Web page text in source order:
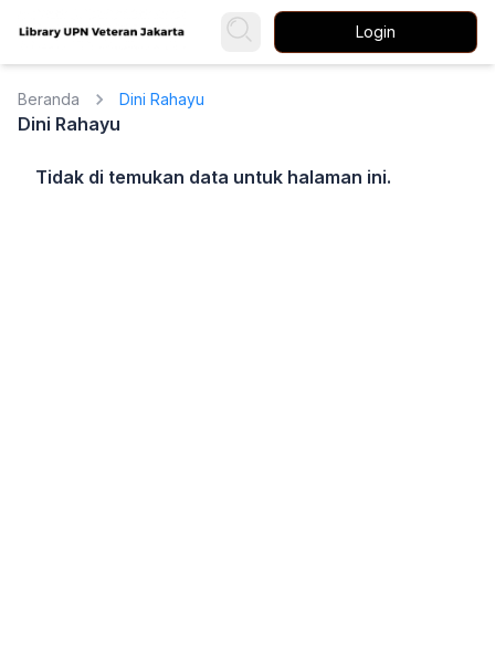
Login
Beranda Dini Rahayu
Dini Rahayu
Tidak di temukan data untuk halaman ini.